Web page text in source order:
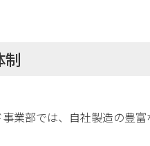
制
業部では、自社製造の豊